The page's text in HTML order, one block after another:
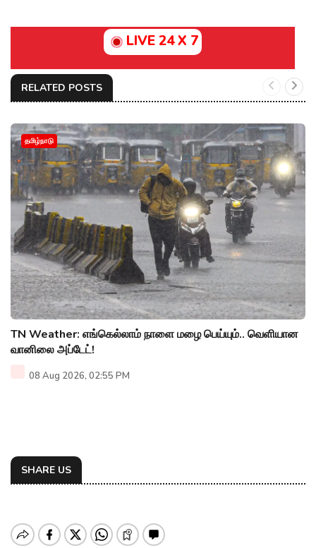
LIVE 24 X 7
RELATED POSTS
தமிழ்நாடு
TN Weather: எங்கெல்லாம் நாளை மழை பெய்யும்.. வெளியான
வானிலை அப்டேட்!
08 Aug 2026, 02:55 PM
SHARE US